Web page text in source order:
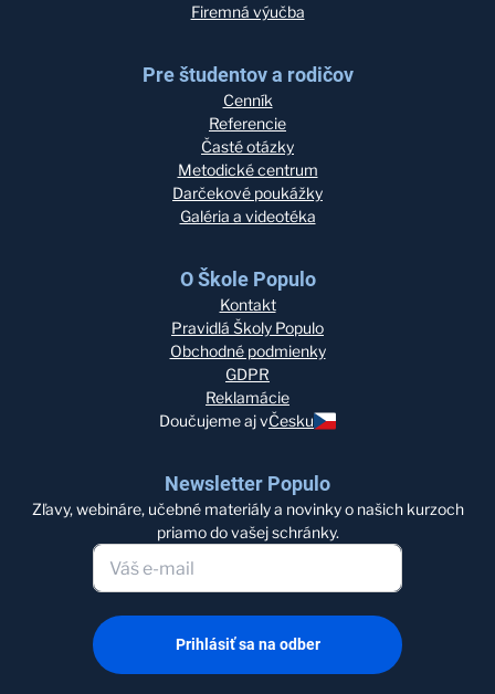
Firemná výučba
Pre študentov a rodičov
Cenník
Referencie
Časté otázky
Metodické centrum
Darčekové poukážky
Galéria a videotéka
O Škole Populo
Kontakt
Pravidlá Školy Populo
Obchodné podmienky
GDPR
Reklamácie
Doučujeme aj vČesku
Newsletter Populo
Zľavy, webináre, učebné materiály a novinky o našich kurzoch
priamo do vašej schránky.
Prihlásiť sa na odber